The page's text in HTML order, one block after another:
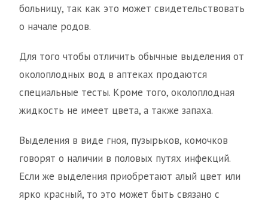
больницу, так как это может свидетельствовать
о начале родов.
Для того чтобы отличить обычные выделения от
околоплодных вод в аптеках продаются
специальные тесты. Кроме того, околоплодная
жидкость не имеет цвета, а также запаха.
Выделения в виде гноя, пузырьков, комочков
говорят о наличии в половых путях инфекций.
Если же выделения приобретают алый цвет или
ярко красный, то это может быть связано с